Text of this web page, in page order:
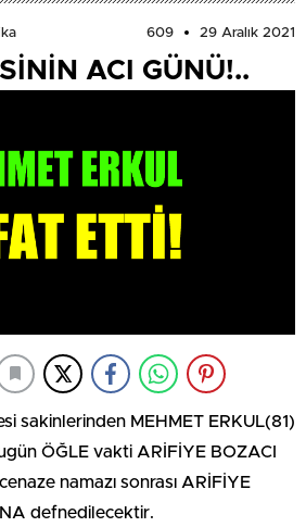
609 29 Aralık 2021
ACI GÜNÜ!..
sakinlerinden MEHMET ERKUL(81)
ÖĞLE vakti ARİFİYE BOZACI
namazı sonrası ARİFİYE
defnedilecektir.